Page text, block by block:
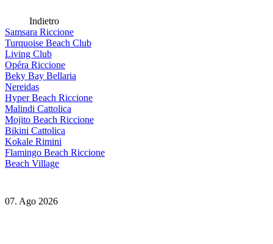
Indietro
Samsara Riccione
Turquoise Beach Club
Living Club
Opéra Riccione
Beky Bay Bellaria
Nereidas
Hyper Beach Riccione
Malindi Cattolica
Mojito Beach Riccione
Bikini Cattolica
Kokale Rimini
Flamingo Beach Riccione
Beach Village
07. Ago 2026